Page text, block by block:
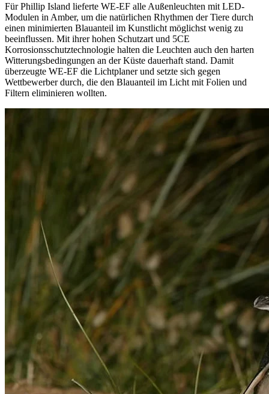
Für Phillip Island lieferte WE-EF alle Außenleuchten mit LED-
Modulen in Amber, um die natürlichen Rhythmen der Tiere durch
einen minimierten Blauanteil im Kunstlicht möglichst wenig zu
beeinflussen. Mit ihrer hohen Schutzart und 5CE
Korrosionsschutztechnologie halten die Leuchten auch den harten
Witterungsbedingungen an der Küste dauerhaft stand. Damit
überzeugte WE-EF die Lichtplaner und setzte sich gegen
Wettbewerber durch, die den Blauanteil im Licht mit Folien und
Filtern eliminieren wollten.